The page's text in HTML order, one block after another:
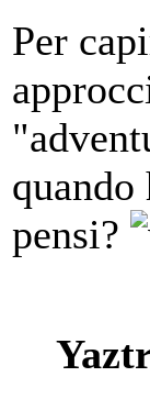
Per
pensi?